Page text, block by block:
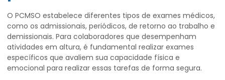
O PCMSO estabelece diferentes tipos de exames médicos,
como os admissionais, periódicos, de retorno ao trabalho e
demissionais. Para colaboradores que desempenham
atividades em altura, é fundamental realizar exames
específicos que avaliem sua capacidade física e
emocional para realizar essas tarefas de forma segura.